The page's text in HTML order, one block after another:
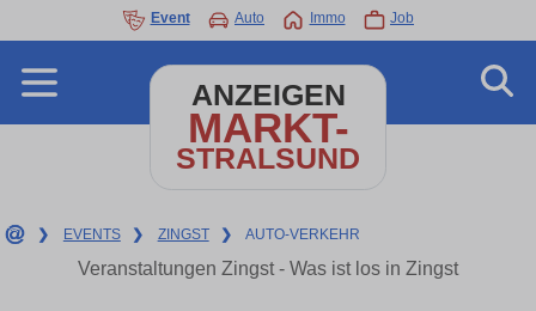
Event Auto Immo Job
ANZEIGEN
MARKT-
STRALSUND
❯ EVENTS ❯ ZINGST ❯ AUTO-VERKEHR
Veranstaltungen Zingst - Was ist los in Zingst